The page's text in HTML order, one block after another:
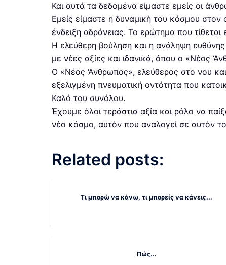
Και αυτά τα δεδομένα είμαστε εμείς οι
Εμείς είμαστε η δυναμική του κόσμου στον
ένδειξη αδράνειας. Το ερώτημα που
Η ελεύθερη βούληση και η ανάληψη
με νέες αξίες και ιδανικά, όπου ο «Νέος
Ο «Νέος ‘Ανθρωπος», ελεύθερος στο νου
εξελιγμένη πνευματική οντότητα που
Καλό του συνόλου.
Έχουμε όλοι τεράστια αξία και ρόλο να
νέο κόσμο, αυτόν που αναλογεί σε αυτόν
Related posts:
Τι μπορώ να κάνω, τι μπορείς να κάνεις...
Πώς...